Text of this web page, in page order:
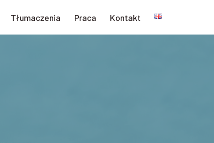
Tłumaczenia Praca Kontakt